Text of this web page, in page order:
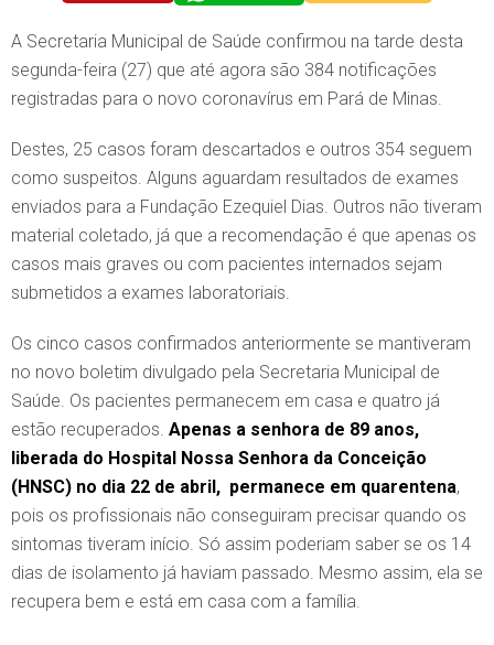
A Secretaria Municipal de Saúde confirmou na tarde desta
segunda-feira (27) que até agora são 384 notificações
registradas para o novo coronavírus em Pará de Minas.
Destes, 25 casos foram descartados e outros 354 seguem
como suspeitos. Alguns aguardam resultados de exames
enviados para a Fundação Ezequiel Dias. Outros não tiveram
material coletado, já que a recomendação é que apenas os
casos mais graves ou com pacientes internados sejam
submetidos a exames laboratoriais.
Os cinco casos confirmados anteriormente se mantiveram
no novo boletim divulgado pela Secretaria Municipal de
Saúde. Os pacientes permanecem em casa e quatro já
estão recuperados. Apenas a senhora de 89 anos,
liberada do Hospital Nossa Senhora da Conceição
(HNSC) no dia 22 de abril, permanece em quarentena,
pois os profissionais não conseguiram precisar quando os
sintomas tiveram início. Só assim poderiam saber se os 14
dias de isolamento já haviam passado. Mesmo assim, ela se
recupera bem e está em casa com a família.